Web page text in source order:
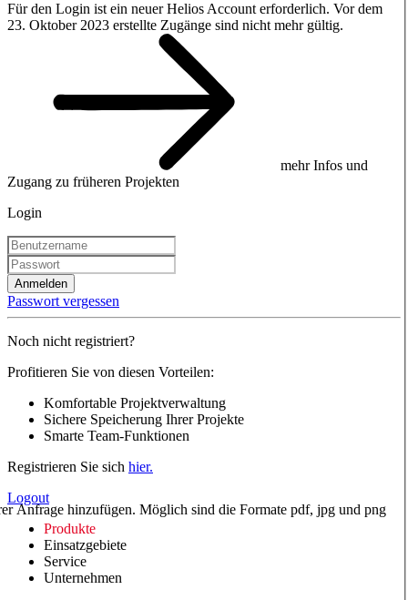
Für den Login ist ein neuer Helios Account erforderlich. Vor dem
23. Oktober 2023 erstellte Zugänge sind nicht mehr gültig.
mehr Infos und
Zugang zu früheren Projekten
Login
Anmelden
Passwort vergessen
Noch nicht registriert?
Profitieren Sie von diesen Vorteilen:
Komfortable Projektverwaltung
Sichere Speicherung Ihrer Projekte
Smarte Team-Funktionen
Registrieren Sie sich hier.
Logout
Produkte
Einsatzgebiete
Service
Unternehmen
Anfrage hinzufügen. Möglich sind die Formate pdf, jpg und png